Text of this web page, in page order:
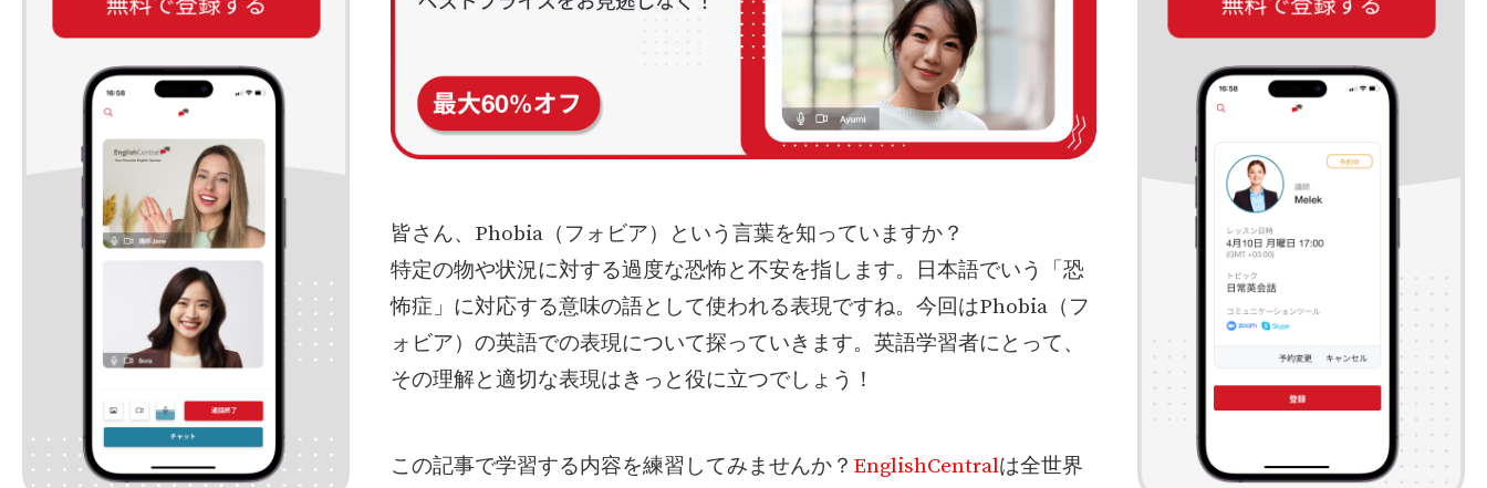
皆さん、Phobia（フォビア）という言葉を知っていますか？
特定の物や状況に対する過度な恐怖と不安を指します。日本語でいう「恐
怖症」に対応する意味の語として使われる表現ですね。今回はPhobia（フ
ォビア）の英語での表現について探っていきます。英語学習者にとって、
その理解と適切な表現はきっと役に立つでしょう！
この記事で学習する内容を練習してみませんか？ EnglishCentralは全世界